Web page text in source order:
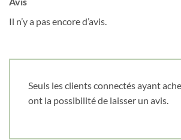
Il n’y a pas encore d’avis.
Seuls les clients connectés ayant
ont la possibilité de laisser un avis.